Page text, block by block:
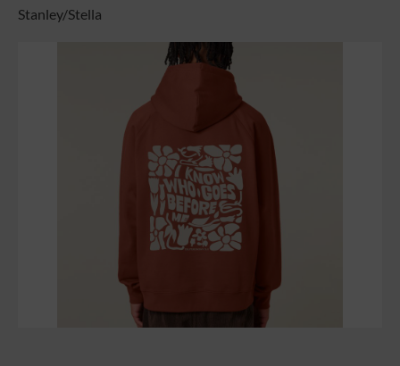
Stanley/Stella
Bildergalerie überspringen